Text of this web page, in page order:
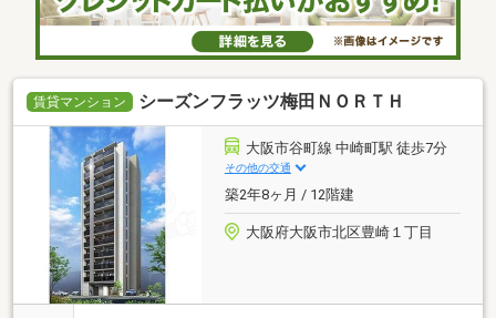
賃貸マンション シーズンフラッツ梅田ＮＯＲＴＨ
大阪市谷町線 中崎町駅 徒歩7分
その他の交通
築2年8ヶ月 / 12階建
大阪府大阪市北区豊崎１丁目